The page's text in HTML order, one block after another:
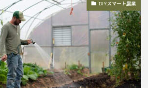
DIYスマート農業